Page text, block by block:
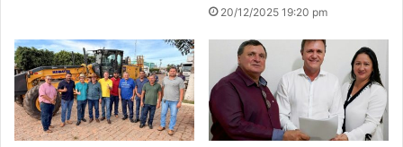
20/12/2025 19:20 pm